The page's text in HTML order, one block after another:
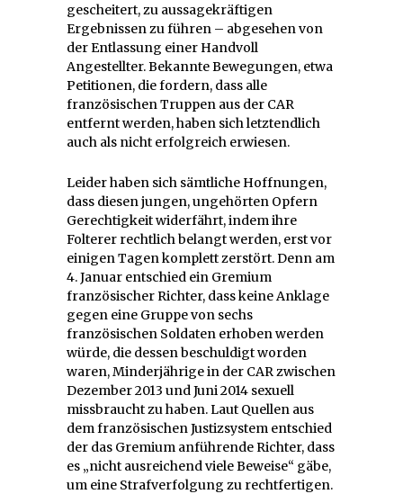
gescheitert, zu aussagekräftigen
Ergebnissen zu führen – abgesehen von
der Entlassung einer Handvoll
Angestellter. Bekannte Bewegungen, etwa
Petitionen, die fordern, dass alle
französischen Truppen aus der CAR
entfernt werden, haben sich letztendlich
auch als nicht erfolgreich erwiesen.
Leider haben sich sämtliche Hoffnungen,
dass diesen jungen, ungehörten Opfern
Gerechtigkeit widerfährt, indem ihre
Folterer rechtlich belangt werden, erst vor
einigen Tagen komplett zerstört. Denn am
4. Januar entschied ein Gremium
französischer Richter, dass keine Anklage
gegen eine Gruppe von sechs
französischen Soldaten erhoben werden
würde, die dessen beschuldigt worden
waren, Minderjährige in der CAR zwischen
Dezember 2013 und Juni 2014 sexuell
missbraucht zu haben. Laut Quellen aus
dem französischen Justizsystem entschied
der das Gremium anführende Richter, dass
es „nicht ausreichend viele Beweise“ gäbe,
um eine Strafverfolgung zu rechtfertigen.